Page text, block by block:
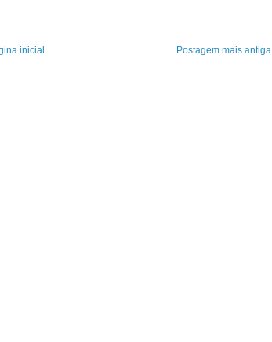
Postagem mais antiga
inicial